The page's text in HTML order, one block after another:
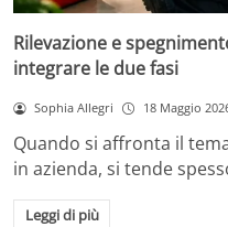
Rilevazione e
integrare le due fasi
Sophia Allegri 18 Maggio
Quando si affronta il
in azienda, si tende
Leggi di più